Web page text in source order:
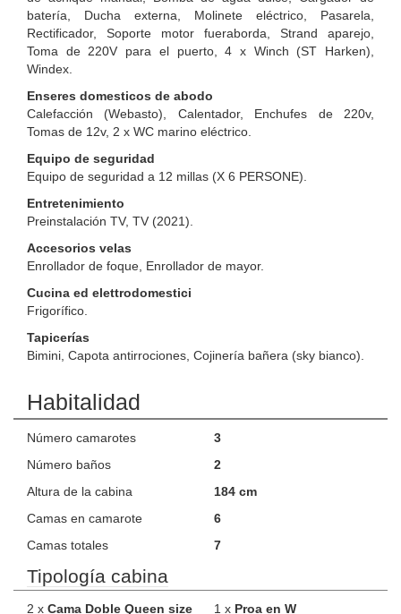
batería, Ducha externa, Molinete eléctrico, Pasarela,
Rectificador, Soporte motor fueraborda, Strand aparejo,
Toma de 220V para el puerto, 4 x Winch (ST Harken),
Windex.
Enseres domesticos de abodo
Calefacción (Webasto), Calentador, Enchufes de 220v,
Tomas de 12v, 2 x WC marino eléctrico.
Equipo de seguridad
Equipo de seguridad a 12 millas (X 6 PERSONE).
Entretenimiento
Preinstalación TV, TV (2021).
Accesorios velas
Enrollador de foque, Enrollador de mayor.
Cucina ed elettrodomestici
Frigorífico.
Tapicerías
Bimini, Capota antirrociones, Cojinería bañera (sky bianco).
Habitalidad
Número camarotes
3
Número baños
2
Altura de la cabina
184 cm
Camas en camarote
6
Camas totales
7
Tipología cabina
2 x Cama Doble Queen size 1 x Proa en W